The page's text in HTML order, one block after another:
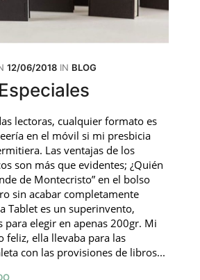
12/06/2018 IN BLOG
lectoras, cualquier formato es
en el móvil si mi presbicia
Las ventajas de los
son más que evidentes; ¿Quién
de Montecristo” en el bolso
sin acabar completamente
Tablet es un superinvento,
elegir en apenas 200gr. Mi
feliz, ella llevaba para las
con las provisiones de libros...